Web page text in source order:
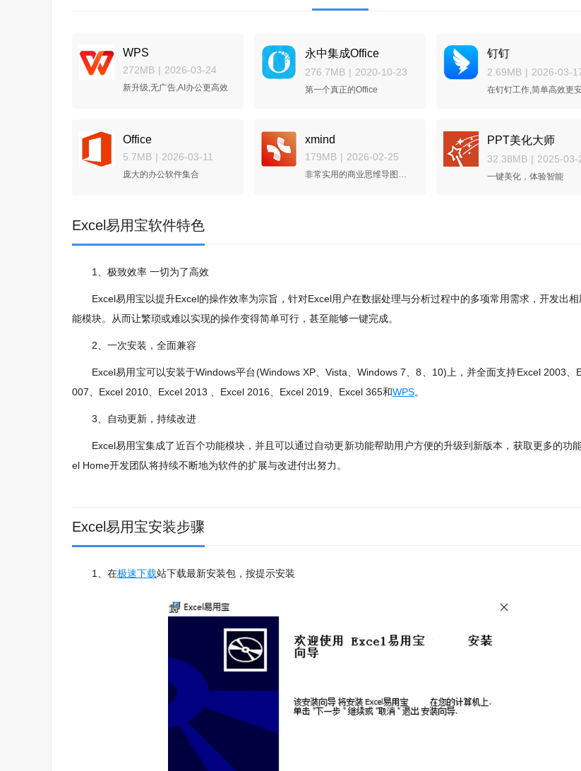
WPS
272MB | 2026-03-24
新升级,无广告,AI办公更高效
永中集成Office
276.7MB | 2020-10-23
第一个真正的Office
钉钉
2.69MB | 2026-03-
在钉钉工作,简单高效更
Office
5.7MB | 2026-03-11
庞大的办公软件集合
xmind
179MB | 2026-02-25
非常实用的商业思维导图软件
PPT美化大师
32.38MB | 2025-03-
一键美化，体验智能
Excel易用宝软件特色
1、极致效率 一切为了高效
Excel易用宝以提升Excel的操作效率为宗旨，针对Excel用户在数据处理与分析过程中的多项常用需求，开发出相
能模块。从而让繁琐或难以实现的操作变得简单可行，甚至能够一键完成。
2、一次安装，全面兼容
Excel易用宝可以安装于Windows平台(Windows XP、Vista、Windows 7、8、10)上，并全面支持Excel 2003、
007、Excel 2010、Excel 2013 、Excel 2016、Excel 2019、Excel 365和WPS。
3、自动更新，持续改进
Excel易用宝集成了近百个功能模块，并且可以通过自动更新功能帮助用户方便的升级到新版本，获取更多的功
el Home开发团队将持续不断地为软件的扩展与改进付出努力。
Excel易用宝安装步骤
1、在极速下载站下载最新安装包，按提示安装